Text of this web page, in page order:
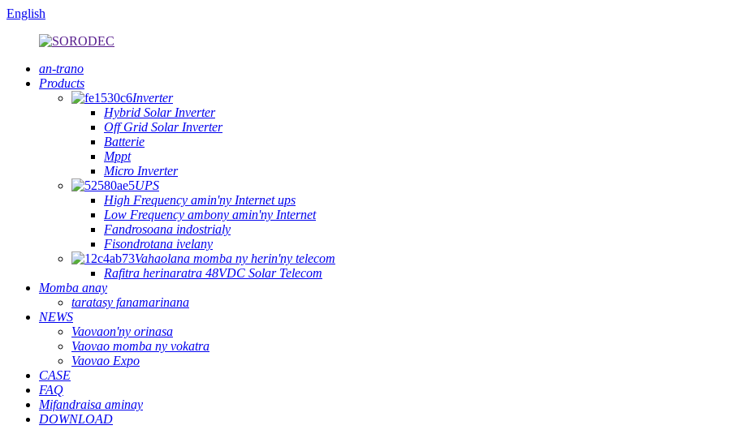
English
an-trano
Products
Inverter
Hybrid Solar Inverter
Off Grid Solar Inverter
Batterie
Mppt
Micro Inverter
UPS
High Frequency amin'ny Internet ups
Low Frequency ambony amin'ny Internet
Fandrosoana indostrialy
Fisondrotana ivelany
Vahaolana momba ny herin'ny telecom
Rafitra herinaratra 48VDC Solar Telecom
Momba anay
taratasy fanamarinana
NEWS
Vaovaon'ny orinasa
Vaovao momba ny vokatra
Vaovao Expo
CASE
FAQ
Mifandraisa aminay
DOWNLOAD